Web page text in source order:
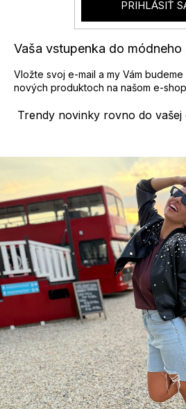
Trendy novinky rovno do vašej
Vaša vstupenka do módneho
Vložte svoj e-mail a my Vám
nových produktoch na našom e-
PRIHLÁSIŤ